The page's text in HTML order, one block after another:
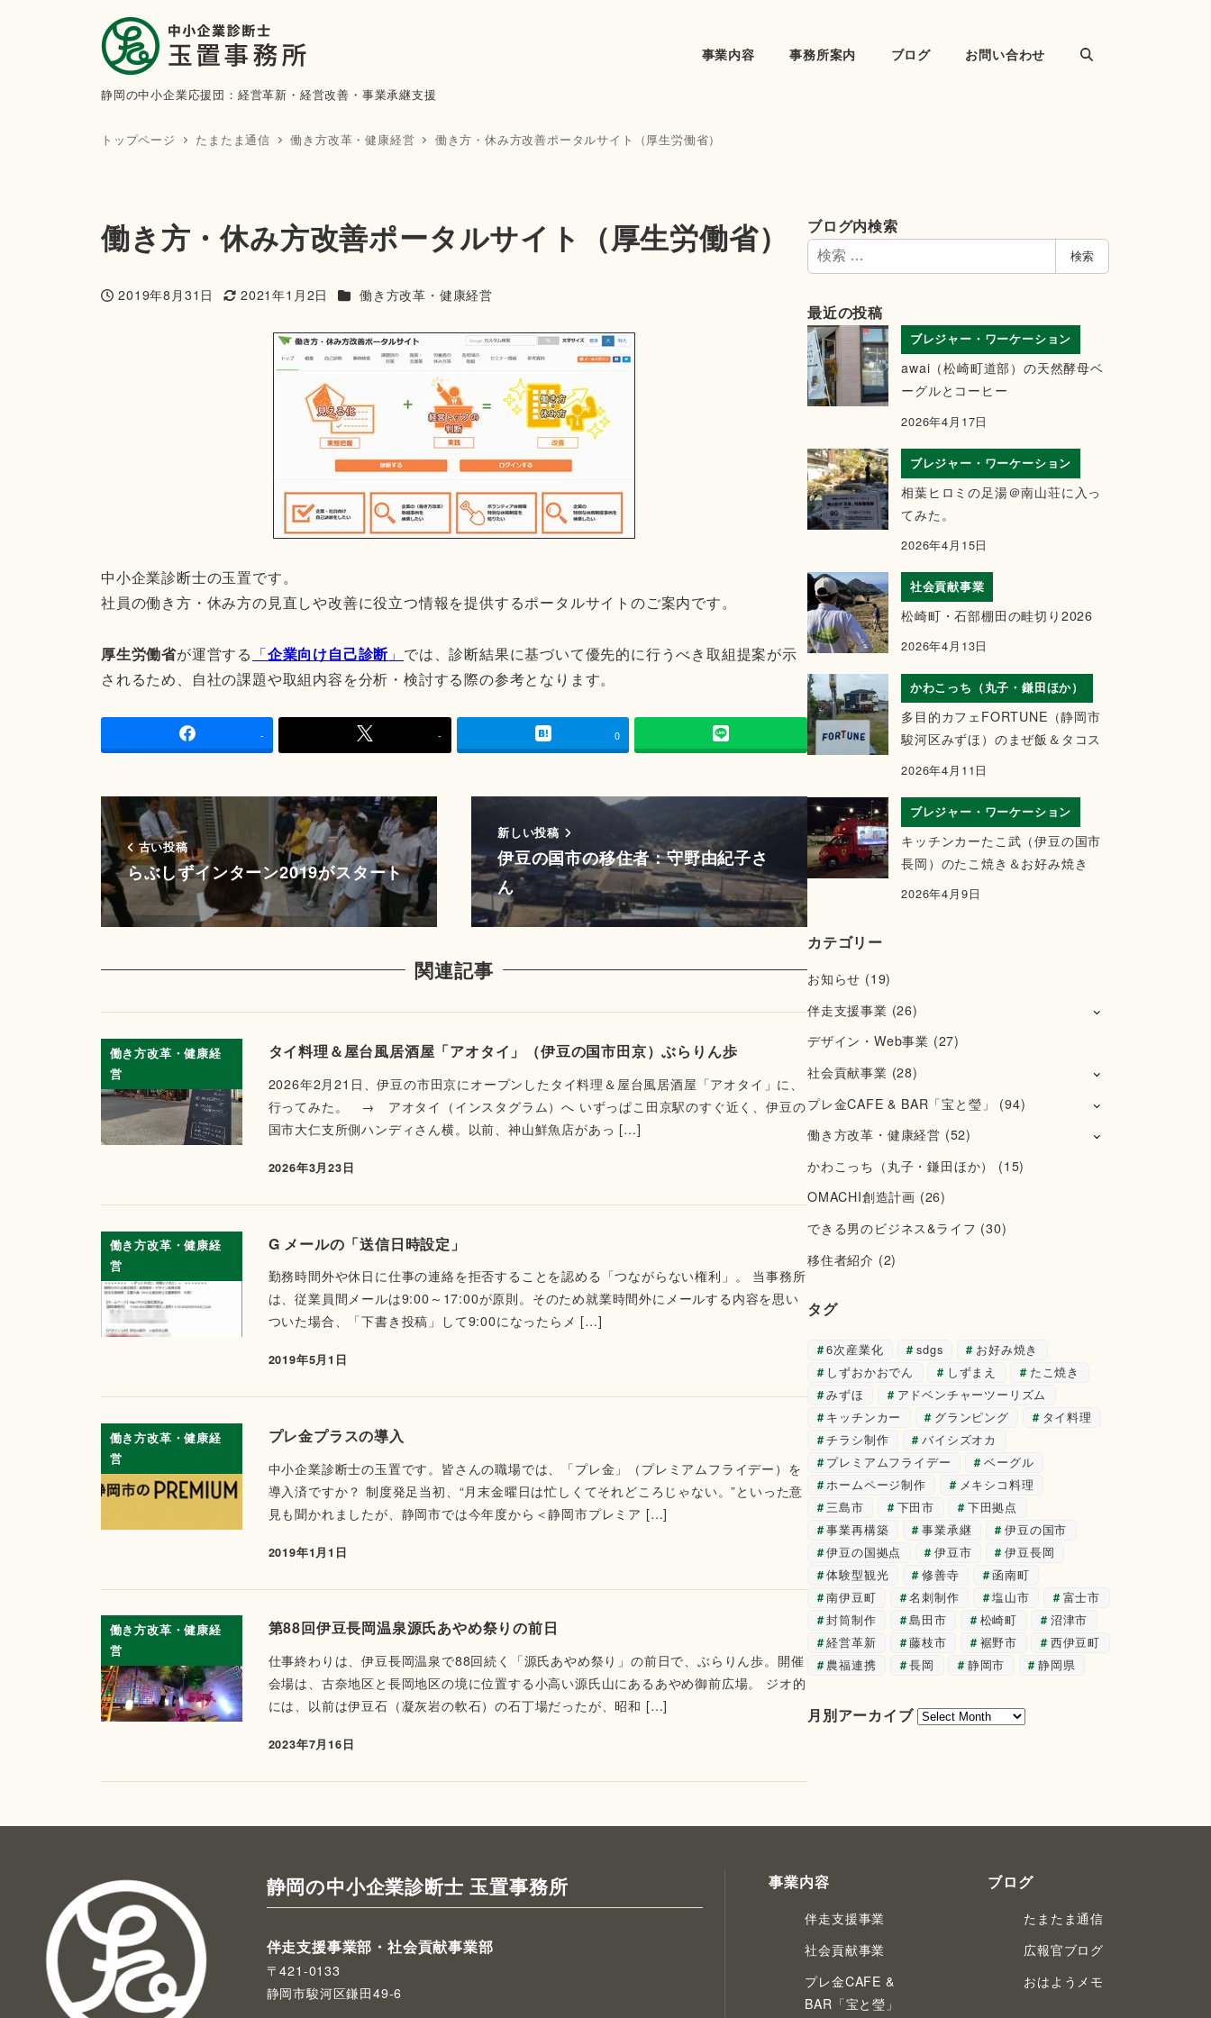
静岡の中小企業応援団：経営革新・経営改善・事業承継支援
事業内容 事務所案内 ブログ お問い合わせ
トップページ たまたま通信 働き方改革・健康経営 働き方・休み方改善ポータルサイト（厚生労働省）
働き方・休み方改善ポータルサイト（厚生労働省）
投稿日
2019年8月31日
更新日
2021年1月2日 カテゴリー
働き方改革・健康経営
中小企業診断士の玉置です。
社員の働き方・休み方の見直しや改善に役立つ情報を提供するポータルサイトのご案内です。
厚生労働省が運営する 「企業向け自己診断 」 では、診断結果に基づいて優先的に行うべき取組提案が示
されるため、自社の課題や取組内容を分析・検討する際の参考となります。
- - 0
古い投稿
らぶしずインターン2019がスタート
新しい投稿
伊豆の国市の移住者：守野由紀子さ
ん
関連記事
働き方改革・健康経
営
タイ料理＆屋台風居酒屋「アオタイ」（伊豆の国市田京）ぶらりん歩
2026年2月21日、伊豆の市田京にオープンしたタイ料理＆屋台風居酒屋「アオタイ」に、
行ってみた。 → アオタイ（インスタグラム）へ いずっぱこ田京駅のすぐ近く、伊豆の
国市大仁支所側ハンディさん横。以前、神山鮮魚店があっ […]
2026年3月23日
働き方改革・健康経
営
G メールの「送信日時設定」
勤務時間外や休日に仕事の連絡を拒否することを認める「つながらない権利」。 当事務所
は、従業員間メールは9:00～17:00が原則。そのため就業時間外にメールする内容を思い
ついた場合、「下書き投稿」して9:00になったらメ […]
2019年5月1日
働き方改革・健康経
営
プレ金プラスの導入
中小企業診断士の玉置です。皆さんの職場では、「プレ金」（プレミアムフライデー）を
導入済ですか？ 制度発足当初、“月末金曜日は忙しくてそれどころじゃない。”といった意
見も聞かれましたが、静岡市では今年度から＜静岡市プレミア […]
2019年1月1日
働き方改革・健康経
営
第88回伊豆長岡温泉源氏あやめ祭りの前日
仕事終わりは、伊豆長岡温泉で88回続く「源氏あやめ祭り」の前日で、ぶらりん歩。開催
会場は、古奈地区と長岡地区の境に位置する小高い源氏山にあるあやめ御前広場。 ジオ的
には、以前は伊豆石（凝灰岩の軟石）の石丁場だったが、昭和 […]
2023年7月16日
ブログ内検索
検
索
検索
最近の投稿
ブレジャー・ワーケーション
awai（松崎町道部）の天然酵母ベ
ーグルとコーヒー
2026年4月17日
ブレジャー・ワーケーション
相葉ヒロミの足湯＠南山荘に入っ
てみた。
2026年4月15日
社会貢献事業
松崎町・石部棚田の畦切り2026
2026年4月13日
かわこっち（丸子・鎌田ほか）
多目的カフェFORTUNE（静岡市
駿河区みずほ）のまぜ飯＆タコス
2026年4月11日
ブレジャー・ワーケーション
キッチンカーたこ武（伊豆の国市
長岡）のたこ焼き＆お好み焼き
2026年4月9日
カテゴリー
お知らせ (19)
伴走支援事業 (26)
デザイン・Web事業 (27)
社会貢献事業 (28)
プレ金CAFE & BAR「宝と瑩」
(94)
働き方改革・健康経営 (52)
かわこっち（丸子・鎌田ほか）
(15)
OMACHI創造計画 (26)
できる男のビジネス&ライフ (30)
移住者紹介 (2)
タグ
6次産業化 sdgs
お好み焼き
しずおかおでん
しずまえ
たこ焼き
みずほ
アドベンチャーツーリズム
キッチンカー
グランピング
タイ料理
チラシ制作
バイシズオカ
プレミアムフライデー
ベーグル
ホームページ制作
メキシコ料理
三島市
下田市
下田拠点
事業再構築
事業承継
伊豆の国市
伊豆の国拠点
伊豆市
伊豆長岡
体験型観光
修善寺
函南町
南伊豆町
名刺制作 塩山市
富士市
封筒制作
島田市 松崎町
沼津市
経営革新
藤枝市 裾野市
西伊豆町
農福連携
長岡 静岡市 静岡県
月別アーカイブ 月
イ
静岡の中小企業診断士 玉置事務所
伴走支援事業部・社会貢献事業部
〒421-0133
静岡市駿河区鎌田49-6
事業内容
伴走支援事業
社会貢献事業
プレ金CAFE &
BAR「宝と瑩」
ブログ
たまたま通信
広報官ブログ
おはようメモ